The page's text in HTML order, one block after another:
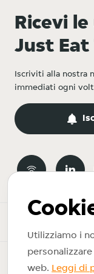
Ricevi
Just Eat
Iscriviti alla nostra
immediati ogni
Utilizziamo i
web. Leggi di